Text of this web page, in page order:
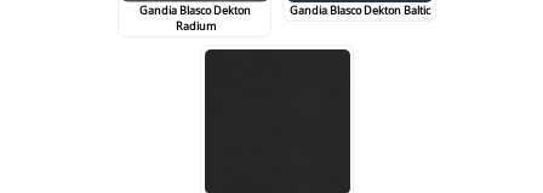
Gandia Blasco Dekton
Radium
Gandia Blasco Dekton Baltic